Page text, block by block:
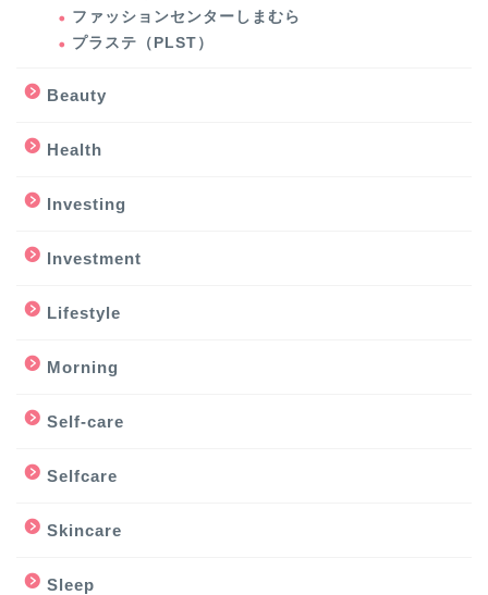
ファッションセンターしまむら
プラステ（PLST）
Beauty
Health
Investing
Investment
Lifestyle
Morning
Self-care
Selfcare
Skincare
Sleep